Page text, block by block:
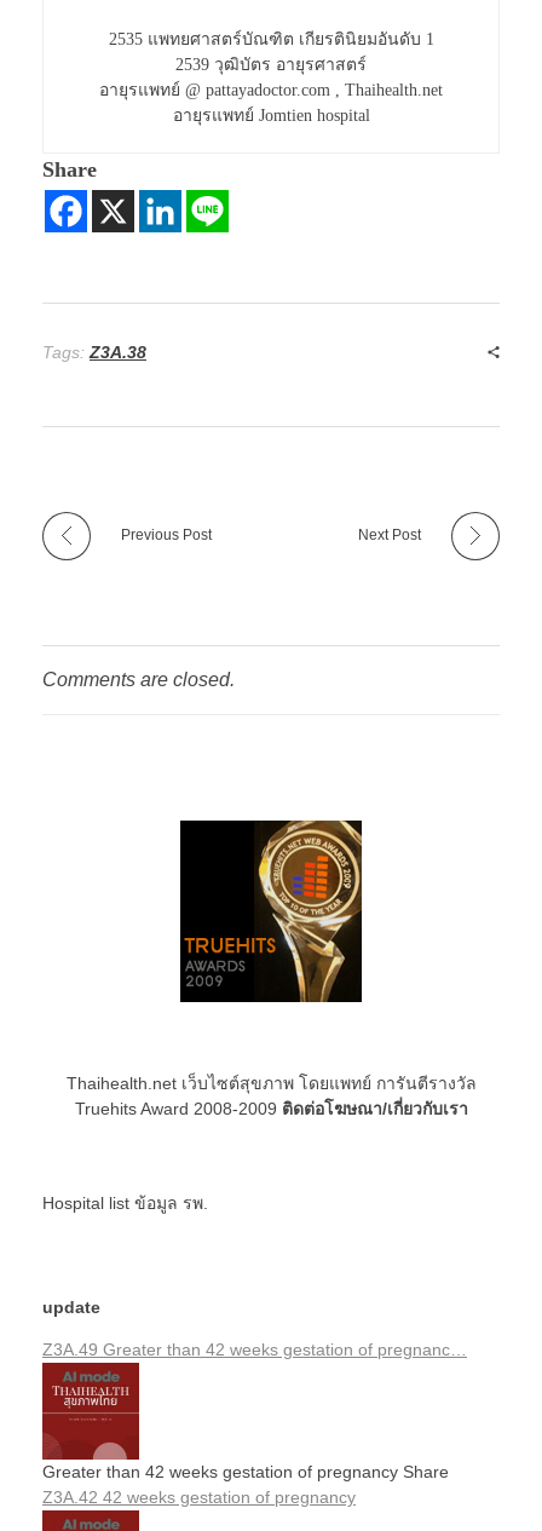
2535 แพทยศาสตร์บัณฑิต เกียรตินิยมอันดับ 1
2539 วุฒิบัตร อายุรศาสตร์
อายุรแพทย์ @ pattayadoctor.com , Thaihealth.net
อายุรแพทย์ Jomtien hospital
Share
Tags: Z3A.38
Previous Post Next Post
Comments are closed.
Thaihealth.net เว็บไซต์สุขภาพ โดยแพทย์ การันตีรางวัล
Truehits Award 2008-2009 ติดต่อโฆษณา/เกี่ยวกับเรา
Hospital list ข้อมูล รพ.
update
Z3A.49 Greater than 42 weeks gestation of pregnanc…
Greater than 42 weeks gestation of pregnancy Share
Z3A.42 42 weeks gestation of pregnancy